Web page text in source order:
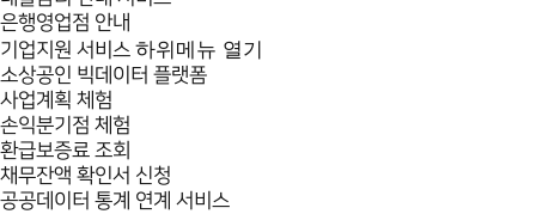
은행영업점 안내
기업지원 서비스 하위메뉴 열기
소상공인 빅데이터 플랫폼
사업계획 체험
손익분기점 체험
환급보증료 조회
채무잔액 확인서 신청
공공데이터 통계 연계 서비스